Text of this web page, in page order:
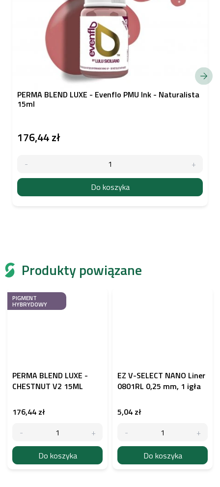
Produkty powiązane
PIGMENT
HYBRYDOWY
PERMA BLEND LUXE -
CHESTNUT V2 15ML
176,44 zł
Do koszyka
EZ V-SELECT NANO Liner
0801RL 0,25 mm, 1 igła
5,04 zł
Do koszyka
PERMA BLEND LUXE - Evenflo PMU Ink - Naturalista
15ml
176,44 zł
Do koszyka